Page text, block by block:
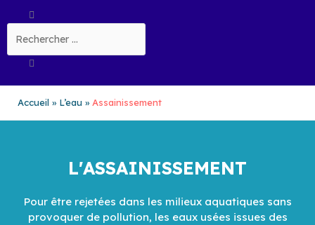
au
contenu
Rechercher
Accueil L’eau Assainissement
L'ASSAINISSEMENT
Pour être rejetées dans les milieux aquatiques sans
provoquer de pollution, les eaux usées issues des